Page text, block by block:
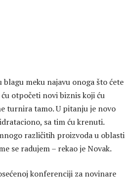
blagu meku najavu onoga što ćete
otpočeti novi biznis koji ću
turnira tamo. U pitanju je novo
sa tim ću krenuti.
različitih proizvoda u oblasti
se radujem – rekao je Novak.
konferenciji za novinare